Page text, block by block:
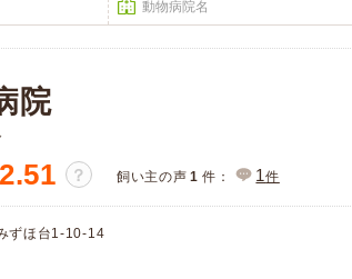
院
2.51 ？ 飼い主の声 1 件： 1件
ずほ台1-10-14